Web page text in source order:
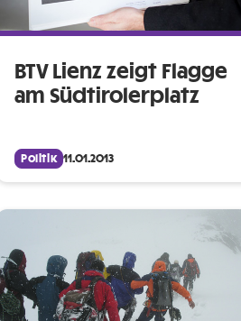
BTV Lienz zeigt Flagge
am Südtirolerplatz
Politik 11.01.2013